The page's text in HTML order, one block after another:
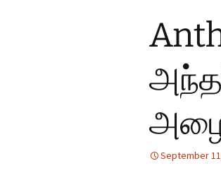
Malayalam
Kannada
Telugu Songs
Hindi Songs
English
September